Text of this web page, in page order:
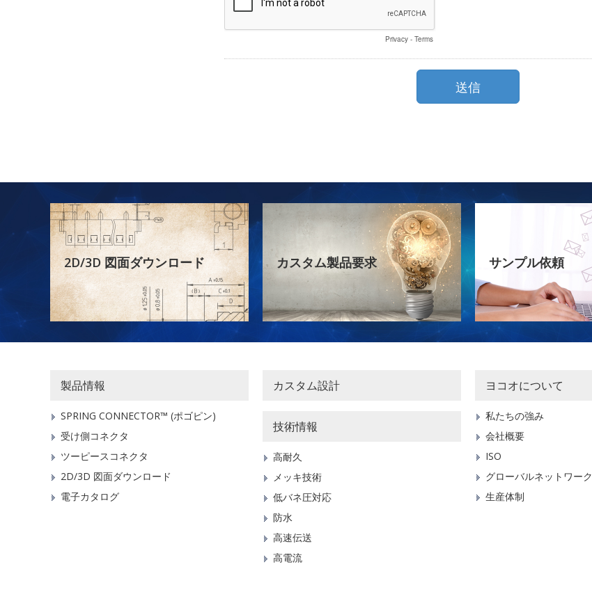
2D/3D 図面ダウンロード カスタム製品要求 サンプル依頼
製品情報
SPRING CONNECTOR™ (ポゴピン)
受け側コネクタ
ツーピースコネクタ
2D/3D 図面ダウンロード
電子カタログ
カスタム設計
技術情報
高耐久
メッキ技術
低バネ圧対応
防水
高速伝送
高電流
ヨコオについて
私たちの強み
会社概要
ISO
グローバルネットワーク
生産体制